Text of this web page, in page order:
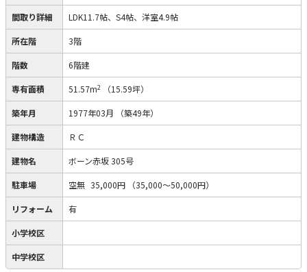
間取り詳細 LDK11.7帖、S4帖、洋室4.9帖
所在階 3階
階数 6階建
専有面積 51.57m2 （15.59坪）
築年月 1977年03月 （築49年）
建物構造 ＲＣ
建物名 ボーン赤坂 305号
駐車場 空無 35,000円 （35,000～50,000円）
リフォーム 有
小学校区
中学校区